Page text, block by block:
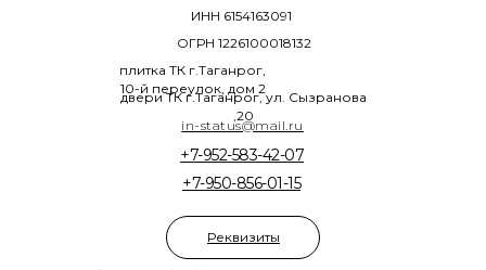
+7-950-856-01-15
+7-952-583-42-07
плитка ТК г.Таганрог,
10-й переулок, дом 2
двери ТК г.Таганрог, ул. Сызранова
,20
ОГРН 1226100018132
ИНН 6154163091
in-status@mail.ru
Реквизиты